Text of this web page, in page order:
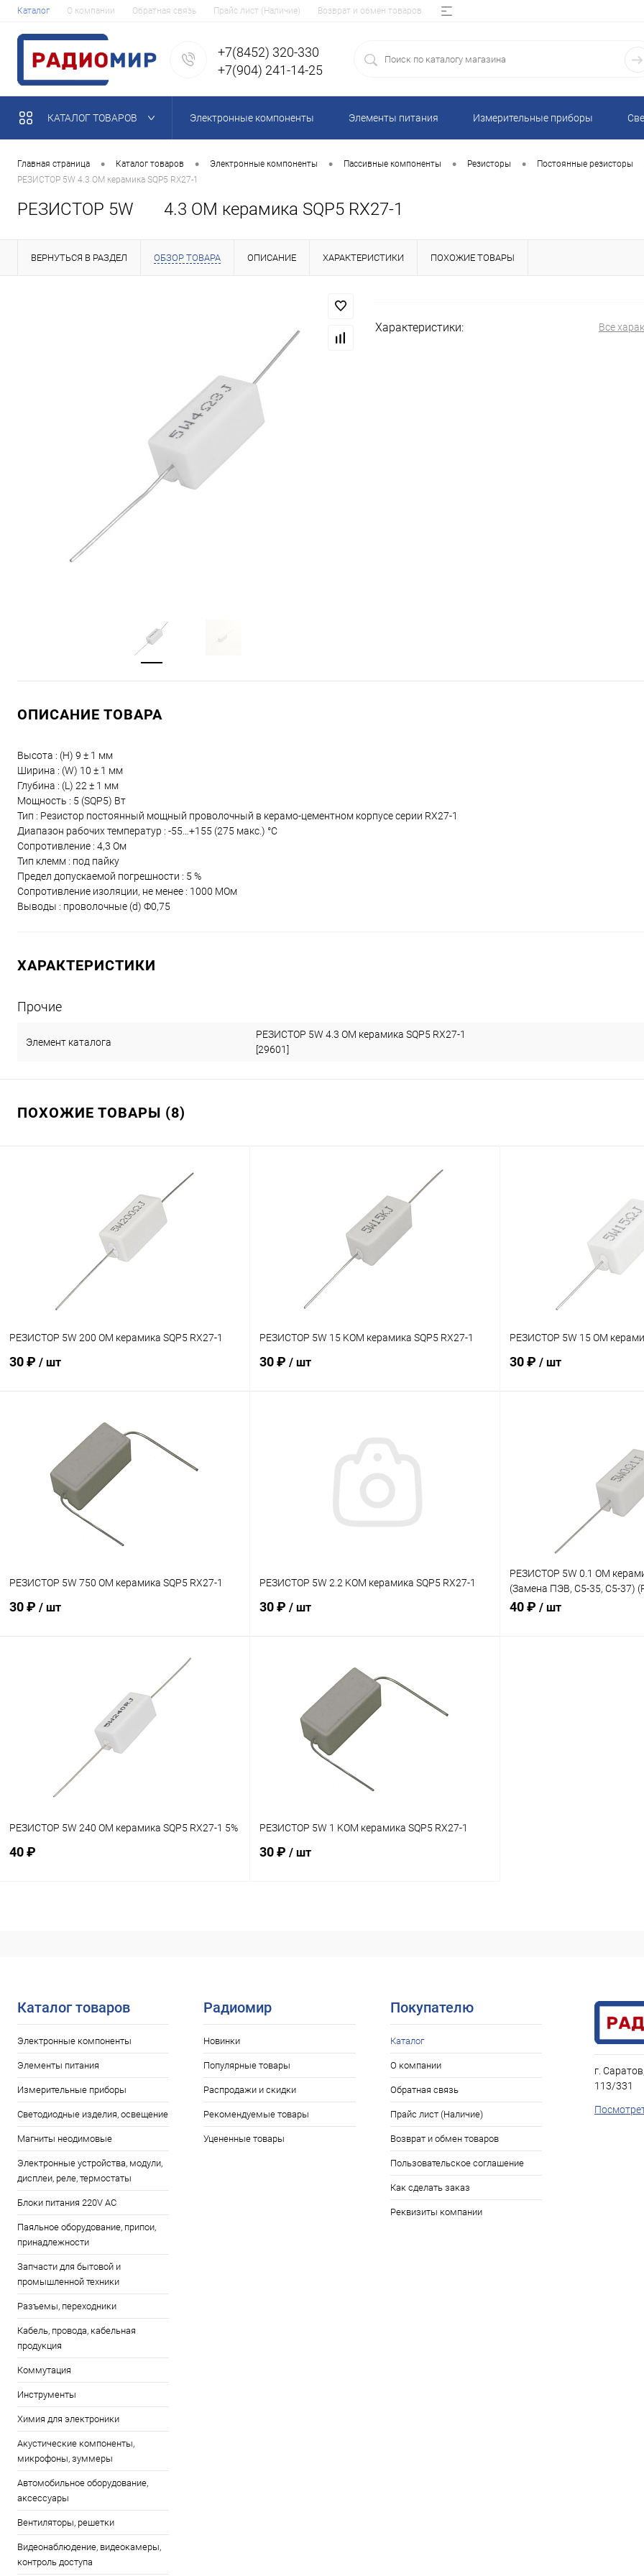
Каталог О компании Обратная связь Прайс лист (Наличие) Возврат и обмен товаров
+7(8452) 320-330
+7(904) 241-14-25
КАТАЛОГ ТОВАРОВ Электронные компоненты Элементы питания Измерительные приборы
Главная страница • Каталог товаров • Электронные компоненты • Пассивные компоненты • Резисторы • Постоянные резисторы
РЕЗИСТОР 5W 4.3 OM керамика SQP5 RX27-1
РЕЗИСТОР 5W 4.3 OM керамика SQP5 RX27-1
ВЕРНУТЬСЯ В РАЗДЕЛ ОБЗОР ТОВАРА ОПИСАНИЕ ХАРАКТЕРИСТИКИ ПОХОЖИЕ ТОВАРЫ
Характеристики: Все
ОПИСАНИЕ ТОВАРА
Высота : (H) 9 ± 1 мм
Ширина : (W) 10 ± 1 мм
Глубина : (L) 22 ± 1 мм
Мощность : 5 (SQP5) Вт
Тип : Резистор постоянный мощный проволочный в керамо-цементном корпусе серии RX27-1
Диапазон рабочих температур : -55…+155 (275 макс.) °С
Сопротивление : 4,3 Ом
Тип клемм : под пайку
Предел допускаемой погрешности : 5 %
Сопротивление изоляции, не менее : 1000 МОм
Выводы : проволочные (d) Ф0,75
ХАРАКТЕРИСТИКИ
Прочие
Элемент каталога
РЕЗИСТОР 5W 4.3 OM керамика SQP5 RX27-1
[29601]
ПОХОЖИЕ ТОВАРЫ (8)
РЕЗИСТОР 5W 200 OM керамика SQP5 RX27-1
30 ₽ / шт
Сравнение
В избранное
В наличии: 6шт.
РЕЗИСТОР 5W 15 KOM керамика SQP5 RX27-1
30 ₽ / шт
РЕЗИСТОР 5W 15 OM
30 ₽ / шт
В
РЕЗИСТОР 5W 750 OM керамика SQP5 RX27-1
30 ₽ / шт
В наличии: 15шт.
РЕЗИСТОР 5W 2.2 KOM керамика SQP5 RX27-1
30 ₽ / шт
Сравнение
В избранное
В наличии: 19шт.
РЕЗИСТОР 5W 0.1 OM
(Замена ПЭВ, С5-35, С5-37)
22х10х9мм)
40 ₽ / шт
РЕЗИСТОР 5W 240 OM керамика SQP5 RX27-1 5%
40 ₽
РЕЗИСТОР 5W 1 KOM керамика SQP5 RX27-1
30 ₽ / шт
Каталог товаров
Электронные компоненты
Элементы питания
Измерительные приборы
Светодиодные изделия, освещение
Магниты неодимовые
Электронные устройства, модули,
дисплеи, реле, термостаты
Блоки питания 220V AC
Паяльное оборудование, припои,
принадлежности
Запчасти для бытовой и
промышленной техники
Разъемы, переходники
Кабель, провода, кабельная
продукция
Коммутация
Инструменты
Химия для электроники
Акустические компоненты,
микрофоны, зуммеры
Автомобильное оборудование,
аксессуары
Вентиляторы, решетки
Видеонаблюдение, видеокамеры,
контроль доступа
Радиомир
Новинки
Популярные товары
Распродажи и скидки
Рекомендуемые товары
Уцененные товары
Покупателю
Каталог
О компании
Обратная связь
Прайс лист (Наличие)
Возврат и обмен товаров
Пользовательское соглашение
Как сделать заказ
Реквизиты компании
г.
113/331